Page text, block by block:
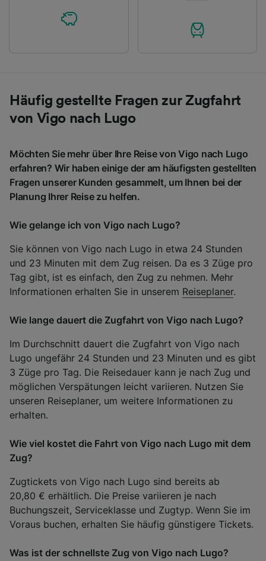
Häufig gestellte Fragen zur Zugfahrt
von Vigo nach Lugo
Möchten Sie mehr über Ihre Reise von Vigo nach Lugo
erfahren? Wir haben einige der am häufigsten gestellten
Fragen unserer Kunden gesammelt, um Ihnen bei der
Planung Ihrer Reise zu helfen.
Wie gelange ich von Vigo nach Lugo?
Sie können von Vigo nach Lugo in etwa 24 Stunden
und 23 Minuten mit dem Zug reisen. Da es 3 Züge pro
Tag gibt, ist es einfach, den Zug zu nehmen. Mehr
Informationen erhalten Sie in unserem Reiseplaner.
Wie lange dauert die Zugfahrt von Vigo nach Lugo?
Im Durchschnitt dauert die Zugfahrt von Vigo nach
Lugo ungefähr 24 Stunden und 23 Minuten und es gibt
3 Züge pro Tag. Die Reisedauer kann je nach Zug und
möglichen Verspätungen leicht variieren. Nutzen Sie
unseren Reiseplaner, um weitere Informationen zu
erhalten.
Wie viel kostet die Fahrt von Vigo nach Lugo mit dem
Zug?
Zugtickets von Vigo nach Lugo sind bereits ab
20,80 € erhältlich. Die Preise variieren je nach
Buchungszeit, Serviceklasse und Zugtyp. Wenn Sie im
Voraus buchen, erhalten Sie häufig günstigere Tickets.
Was ist der schnellste Zug von Vigo nach Lugo?